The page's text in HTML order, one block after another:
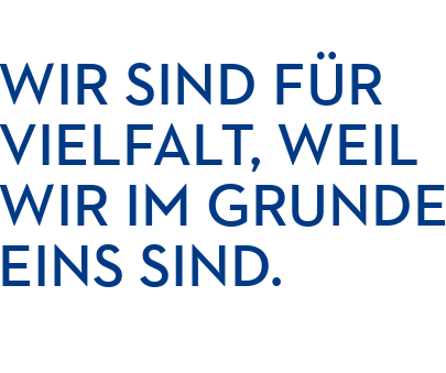
WIR SIND FÜR
VIELFALT, WEIL
WIR IM GRUNDE
EINS SIND.